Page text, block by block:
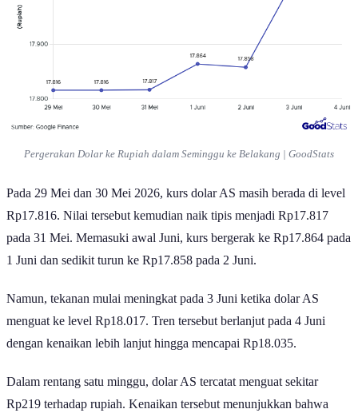
Pergerakan Dolar ke Rupiah dalam Seminggu ke Belakang | GoodStats
Pada 29 Mei dan 30 Mei 2026, kurs dolar AS masih berada di level
Rp17.816. Nilai tersebut kemudian naik tipis menjadi Rp17.817
pada 31 Mei. Memasuki awal Juni, kurs bergerak ke Rp17.864 pada
1 Juni dan sedikit turun ke Rp17.858 pada 2 Juni.
Namun, tekanan mulai meningkat pada 3 Juni ketika dolar AS
menguat ke level Rp18.017. Tren tersebut berlanjut pada 4 Juni
dengan kenaikan lebih lanjut hingga mencapai Rp18.035.
Dalam rentang satu minggu, dolar AS tercatat menguat sekitar
Rp219 terhadap rupiah. Kenaikan tersebut menunjukkan bahwa